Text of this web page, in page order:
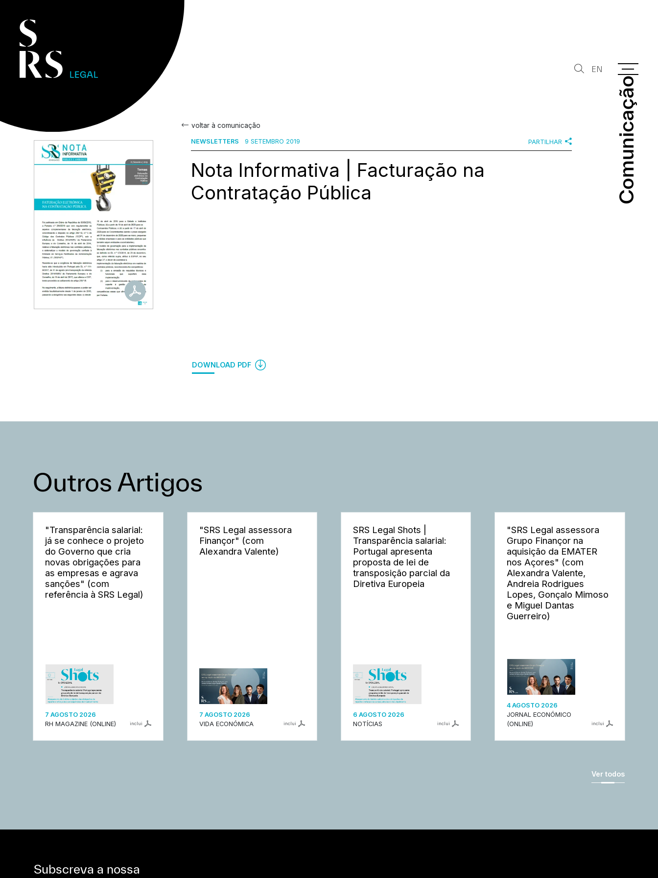
Comunicação
Comunicação
EN
voltar à comunicação
NEWSLETTERS 9 SETEMBRO 2019 PARTILHAR
Nota Informativa | Facturação na
Contratação Pública
DOWNLOAD PDF
Outros Artigos
"Transparência salarial:
já se conhece o projeto
do Governo que cria
novas obrigações para
as empresas e agrava
sanções" (com
referência à SRS Legal)
7 AGOSTO 2026
RH MAGAZINE (ONLINE)
inclui
"SRS Legal assessora
Finançor" (com
Alexandra Valente)
7 AGOSTO 2026
VIDA ECONÓMICA
inclui
SRS Legal Shots |
Transparência salarial:
Portugal apresenta
proposta de lei de
transposição parcial da
Diretiva Europeia
6 AGOSTO 2026
NOTÍCIAS
inclui
"SRS Legal assessora
Grupo Finançor na
aquisição da EMATER
nos Açores" (com
Alexandra Valente,
Andreia Rodrigues
Lopes, Gonçalo Mimoso
e Miguel Dantas
Guerreiro)
4 AGOSTO 2026
JORNAL ECONÓMICO
(ONLINE)
inclui
Ver todos
Subscreva a nossa